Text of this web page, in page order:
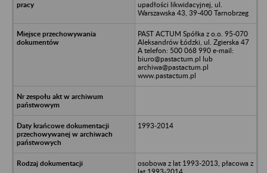
upadłości likwidacyjnej, ul.
Warszawska 43, 39-400 Tarnobrzeg
PAST ACTUM Spółka z o.o. 95-070
Aleksandrów Łódzki, ul. Zgierska 47
A telefon: 500 068 990 e-mail:
biuro@pastactum.pl lub
archiwa@pastactum.pl
www.pastactum.pl
1993-2014
osobowa z lat 1993-2013, płacowa z